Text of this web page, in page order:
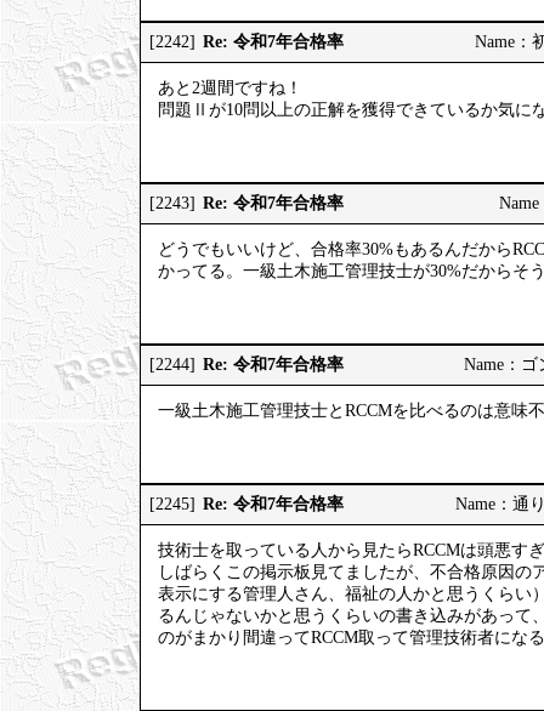
[2242] Re: 令和7年合格率 Name：
あと2週間ですね！
問題Ⅱが10問以上の正解を獲得できているか気に
[2243] Re: 令和7年合格率
どうでもいいけど、合格率30%もあるんだから
かってる。一級土木施工管理技士が30%だからそ
[2244] Re: 令和7年合格率 Name：
一級土木施工管理技士とRCCMを比べるのは意味
[2245] Re: 令和7年合格率 Name：通
技術士を取っている人から見たらRCCMは頭悪す
しばらくこの掲示板見てましたが、不合格原因
表示にする管理人さん、福祉の人かと思うくら
るんじゃないかと思うくらいの書き込みがあっ
のがまかり間違ってRCCM取って管理技術者にな